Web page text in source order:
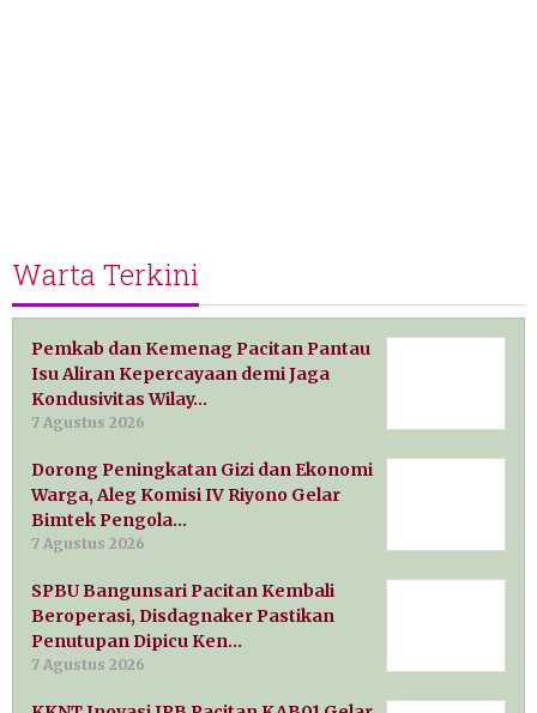
Warta Terkini
Pemkab dan Kemenag Pacitan Pantau
Isu Aliran Kepercayaan demi Jaga
Kondusivitas Wilay…
7 Agustus 2026
Dorong Peningkatan Gizi dan Ekonomi
Warga, Aleg Komisi IV Riyono Gelar
Bimtek Pengola…
7 Agustus 2026
SPBU Bangunsari Pacitan Kembali
Beroperasi, Disdagnaker Pastikan
Penutupan Dipicu Ken…
7 Agustus 2026